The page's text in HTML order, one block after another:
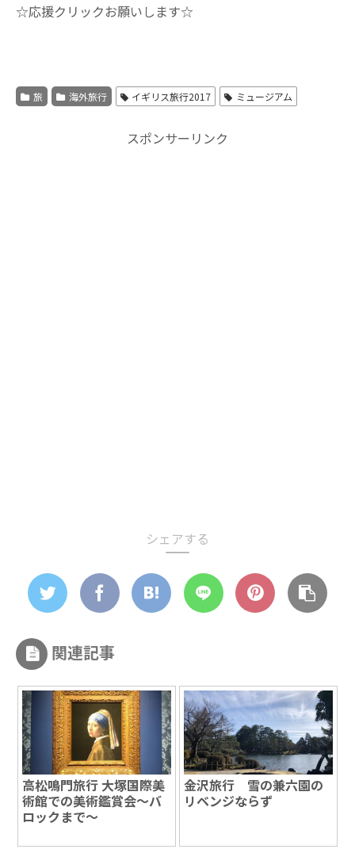
☆応援クリックお願いします☆
旅 海外旅行 イギリス旅行2017 ミュージアム
スポンサーリンク
シェアする
関連記事
高松鳴門旅行 大塚国際美
術館での美術鑑賞会～バ
ロックまで～
金沢旅行 雪の兼六園の
リベンジならず